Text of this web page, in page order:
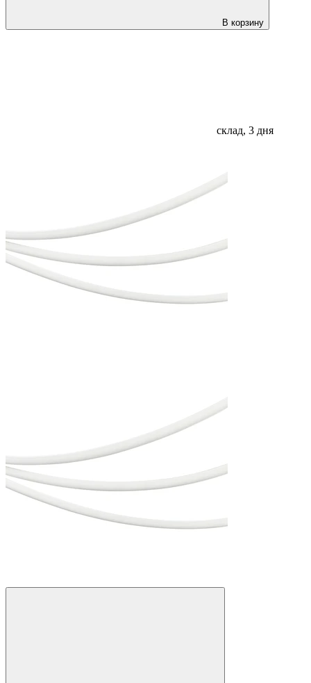
В корзину
склад, 3 дня